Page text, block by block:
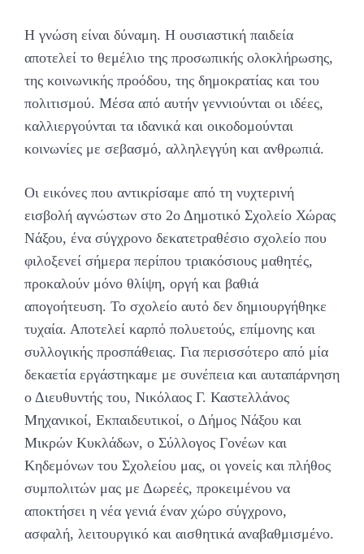
Η γνώση είναι δύναμη. Η ουσιαστική παιδεία
αποτελεί το θεμέλιο της προσωπικής ολοκλήρωσης,
της κοινωνικής προόδου, της δημοκρατίας και του
πολιτισμού. Μέσα από αυτήν γεννιούνται οι ιδέες,
καλλιεργούνται τα ιδανικά και οικοδομούνται
κοινωνίες με σεβασμό, αλληλεγγύη και ανθρωπιά.
Οι εικόνες που αντικρίσαμε από τη νυχτερινή
εισβολή αγνώστων στο 2ο Δημοτικό Σχολείο Χώρας
Νάξου, ένα σύγχρονο δεκατετραθέσιο σχολείο που
φιλοξενεί σήμερα περίπου τριακόσιους μαθητές,
προκαλούν μόνο θλίψη, οργή και βαθιά
απογοήτευση. Το σχολείο αυτό δεν δημιουργήθηκε
τυχαία. Αποτελεί καρπό πολυετούς, επίμονης και
συλλογικής προσπάθειας. Για περισσότερο από μία
δεκαετία εργάστηκαμε με συνέπεια και αυταπάρνηση
ο Διευθυντής του, Νικόλαος Γ. Καστελλάνος
Μηχανικοί, Εκπαιδευτικοί, ο Δήμος Νάξου και
Μικρών Κυκλάδων, ο Σύλλογος Γονέων και
Κηδεμόνων του Σχολείου μας, οι γονείς και πλήθος
συμπολιτών μας με Δωρεές, προκειμένου να
αποκτήσει η νέα γενιά έναν χώρο σύγχρονο,
ασφαλή, λειτουργικό και αισθητικά αναβαθμισμένο.